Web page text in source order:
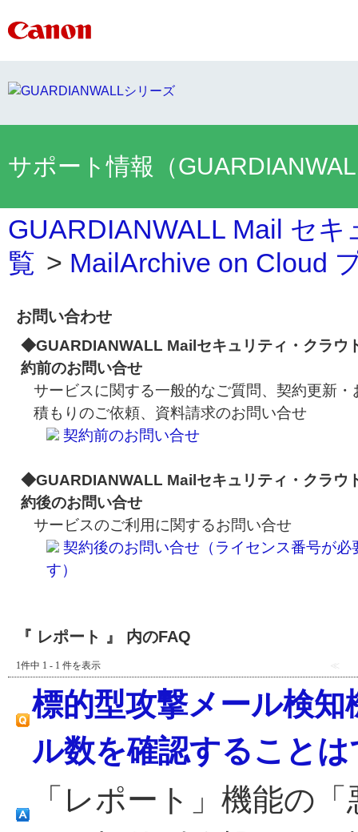
サポート情報（
GUARDIANWALL Mail セ
覧 > MailArchive on Cloud
お問い合わせ
◆GUARDIANWALL Mailセキュリティ・クラウ
約前のお問い合せ
サービスに関する一般的なご質問、契約更新・
積もりのご依頼、資料請求のお問い合せ
契約前のお問い合せ
◆GUARDIANWALL Mailセキュリティ・クラウ
約後のお問い合せ
サービスのご利用に関するお問い合せ
契約後のお問い合せ（ライセンス番号が必
す）
『 レポート 』 内のFAQ
1件中 1 - 1 件を表示 ≪
標的型攻撃メール検
ル数を確認すること
「レポート」機能の